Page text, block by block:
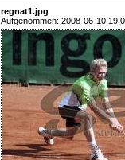
regnat1.jpg
Aufgenommen: 2008-06-10